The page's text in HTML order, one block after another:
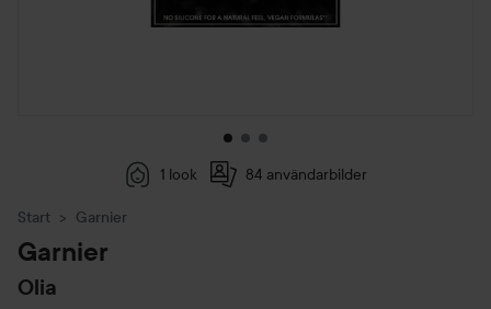
1 look 84 användarbilder
Start Garnier
Garnier
Olia